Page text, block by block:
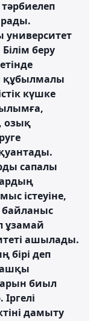
университет
беру
құбылмалы
күшке
озық
сапалы
істеуіне,
ұзамай
ашылады.
бірі деп
биыл
дамыту